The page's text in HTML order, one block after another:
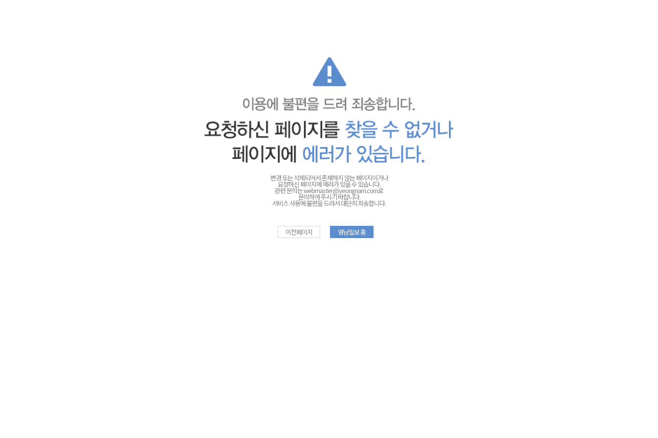
변경 또는 삭제되어서 존재하지 않는 페이지이거나
요청하신 페이지에 에러가 있을 수 있습니다.
관련 문의는webmaster@yeongnam.com로
문의하여 주시기 바랍니다.
서비스 사용에 불편을 드려서 대단히 죄송합니다.
이전페이지 영남일보 홈